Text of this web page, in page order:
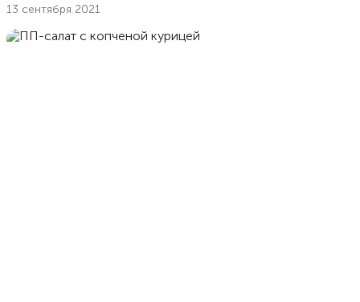
13 сентября 2021